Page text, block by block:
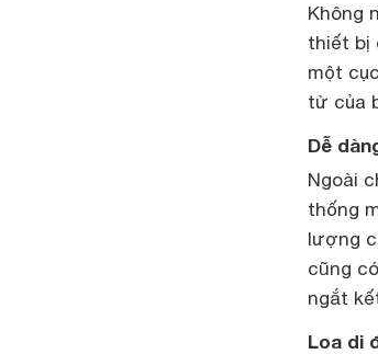
Không
thiết bị
một
tử của
Dễ
Ngoài
thống
lượng
cũng
ngắt
Loa di